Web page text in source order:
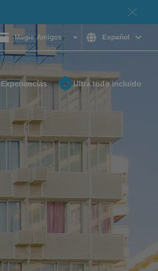
Magic Amigos Español
Experiencias Ultra todo incluido